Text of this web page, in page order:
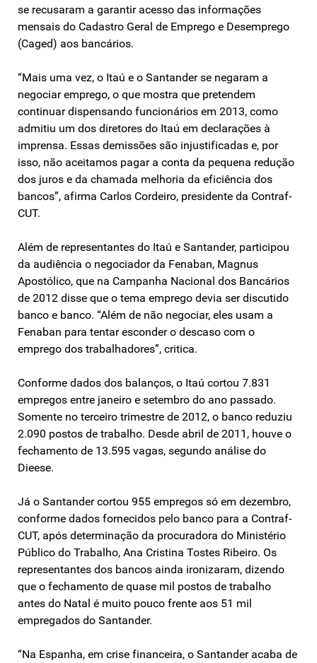
se recusaram a garantir acesso das informações
mensais do Cadastro Geral de Emprego e Desemprego
(Caged) aos bancários.
“Mais uma vez, o Itaú e o Santander se negaram a
negociar emprego, o que mostra que pretendem
continuar dispensando funcionários em 2013, como
admitiu um dos diretores do Itaú em declarações à
imprensa. Essas demissões são injustificadas e, por
isso, não aceitamos pagar a conta da pequena redução
dos juros e da chamada melhoria da eficiência dos
bancos”, afirma Carlos Cordeiro, presidente da Contraf-
CUT.
Além de representantes do Itaú e Santander, participou
da audiência o negociador da Fenaban, Magnus
Apostólico, que na Campanha Nacional dos Bancários
de 2012 disse que o tema emprego devia ser discutido
banco e banco. “Além de não negociar, eles usam a
Fenaban para tentar esconder o descaso com o
emprego dos trabalhadores”, critica.
Conforme dados dos balanços, o Itaú cortou 7.831
empregos entre janeiro e setembro do ano passado.
Somente no terceiro trimestre de 2012, o banco reduziu
2.090 postos de trabalho. Desde abril de 2011, houve o
fechamento de 13.595 vagas, segundo análise do
Dieese.
Já o Santander cortou 955 empregos só em dezembro,
conforme dados fornecidos pelo banco para a Contraf-
CUT, após determinação da procuradora do Ministério
Público do Trabalho, Ana Cristina Tostes Ribeiro. Os
representantes dos bancos ainda ironizaram, dizendo
que o fechamento de quase mil postos de trabalho
antes do Natal é muito pouco frente aos 51 mil
empregados do Santander.
“Na Espanha, em crise financeira, o Santander acaba de